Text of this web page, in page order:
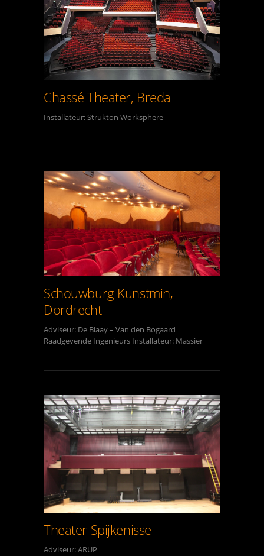
Chassé Theater, Breda
Installateur: Strukton Worksphere
Schouwburg Kunstmin,
Dordrecht
Adviseur: De Blaay – Van den Bogaard
Raadgevende Ingenieurs Installateur: Massier
Theater Spijkenisse
Adviseur: ARUP